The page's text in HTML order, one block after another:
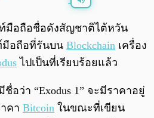
0:00 / 0:00
มือถือชื่อดังสัญชาติไต้หวัน
มือถือที่รันบน Blockchain เครื่อง
ไปเป็นที่เรียบร้อยแล้ว
ว่า “Exodus 1” จะมีราคาอยู่
คา Bitcoin ในขณะที่เขียน